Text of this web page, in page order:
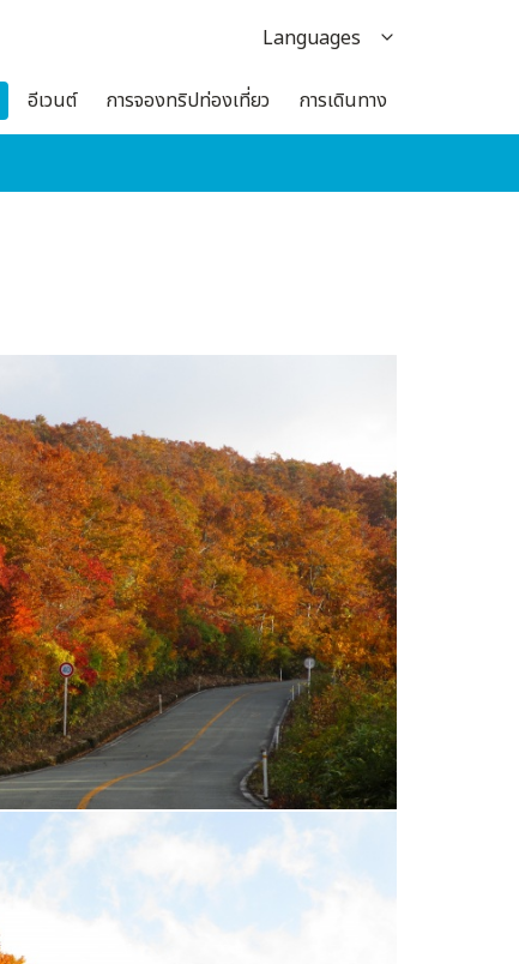
อีเวนต์ การจองทริปท่องเที่ยว การเดินทาง
Languages
日本語